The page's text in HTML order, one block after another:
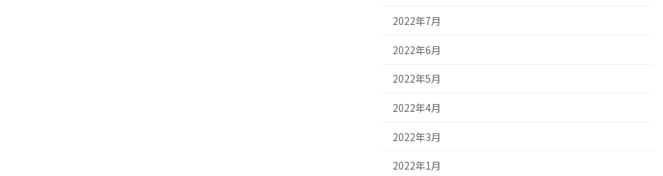
2022年7月
2022年6月
2022年5月
2022年4月
2022年3月
2022年1月